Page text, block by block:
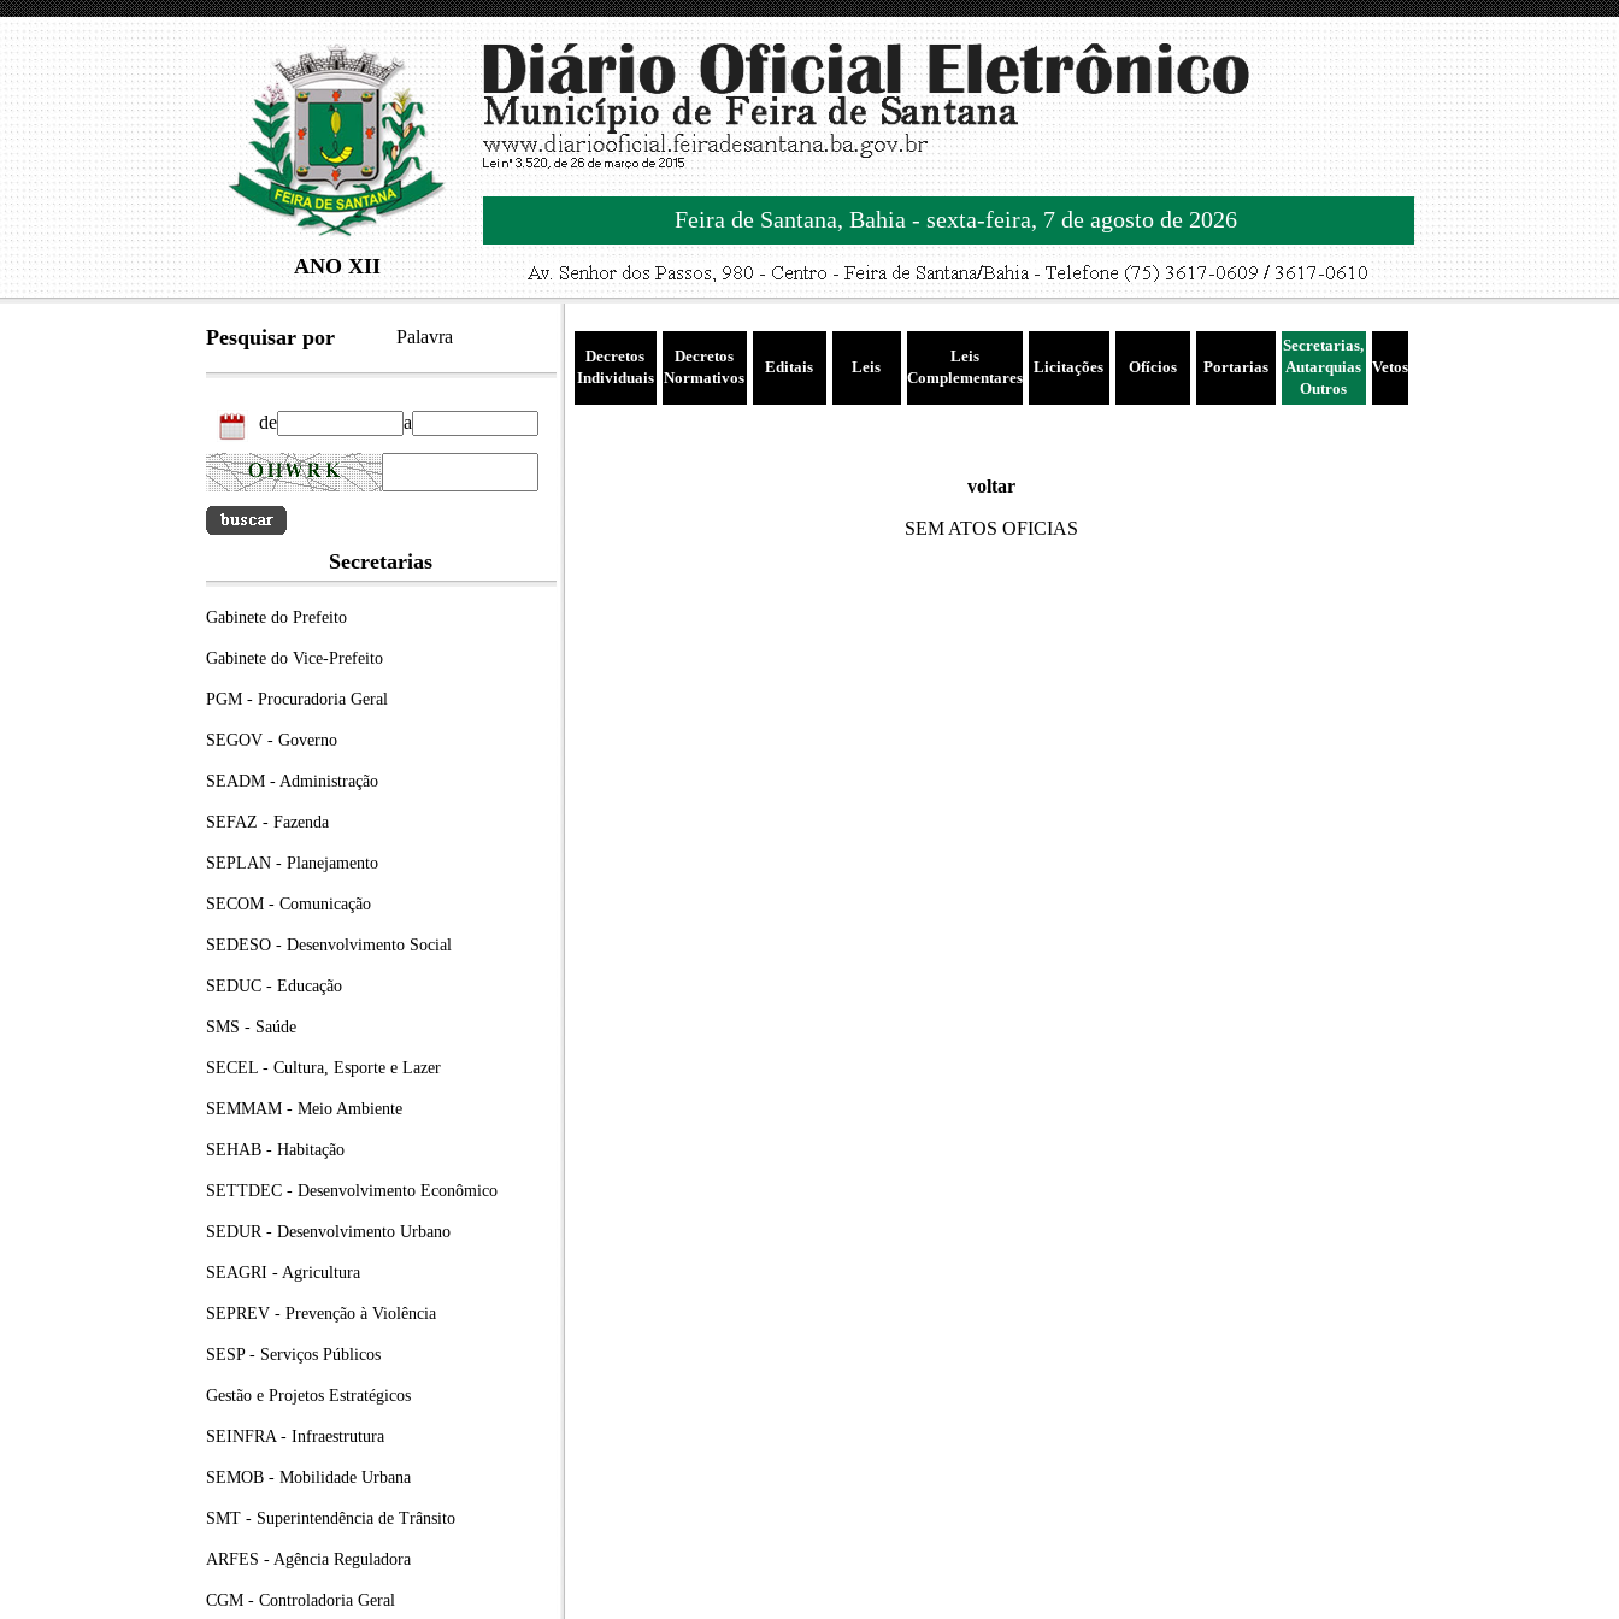
ANO XII
Feira de Santana, Bahia - sexta-feira, 7 de agosto de 2026
Pesquisar por Palavra
de a
Secretarias
Gabinete do Prefeito
Gabinete do Vice-Prefeito
PGM - Procuradoria Geral
SEGOV - Governo
SEADM - Administração
SEFAZ - Fazenda
SEPLAN - Planejamento
SECOM - Comunicação
SEDESO - Desenvolvimento Social
SEDUC - Educação
SMS - Saúde
SECEL - Cultura, Esporte e Lazer
SEMMAM - Meio Ambiente
SEHAB - Habitação
SETTDEC - Desenvolvimento Econômico
SEDUR - Desenvolvimento Urbano
SEAGRI - Agricultura
SEPREV - Prevenção à Violência
SESP - Serviços Públicos
Gestão e Projetos Estratégicos
SEINFRA - Infraestrutura
SEMOB - Mobilidade Urbana
SMT - Superintendência de Trânsito
ARFES - Agência Reguladora
CGM - Controladoria Geral
Decretos
Individuais
Decretos
Normativos
Editais Leis
Leis
Complementares
Licitações Ofícios Portarias
Secretarias,
Autarquias
Outros
Vetos
voltar
SEM ATOS OFICIAS